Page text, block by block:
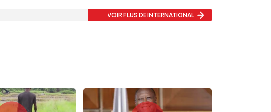
VOIR PLUS DE INTERNATIONAL